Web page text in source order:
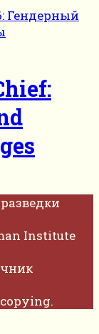
Institute